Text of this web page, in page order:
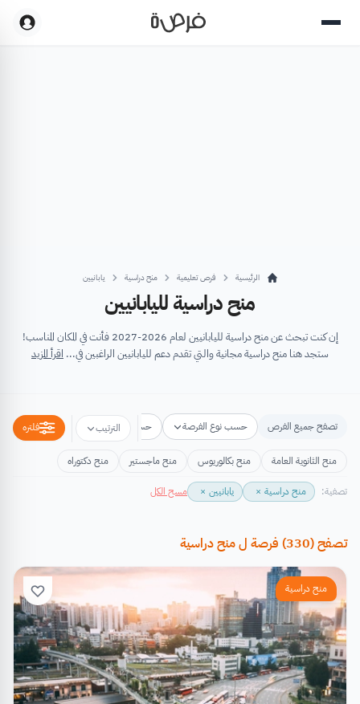
الرئيسية فرص تعليمية منح دراسية يابانيين
منح دراسية لليابانيين
إن كنت تبحث عن منح دراسية لليابانيين لعام 2026-2027 فأنت في المكان المناسب!
ستجد هنا منح دراسية مجانية والتي تقدم دعم لليابانيين الراغبين في... اقرأ المزيد
تصفح جميع الفرص حسب نوع الفرصة حسب مكان الفرصة حسب الترتيب فلتره
منح الثانوية العامة منح بكالوريوس منح ماجستير منح دكتوراه
تصفية: منح دراسية × يابانيين × مسح الكل
تصفح(
330
) فرصة لمنح دراسية
منح دراسية